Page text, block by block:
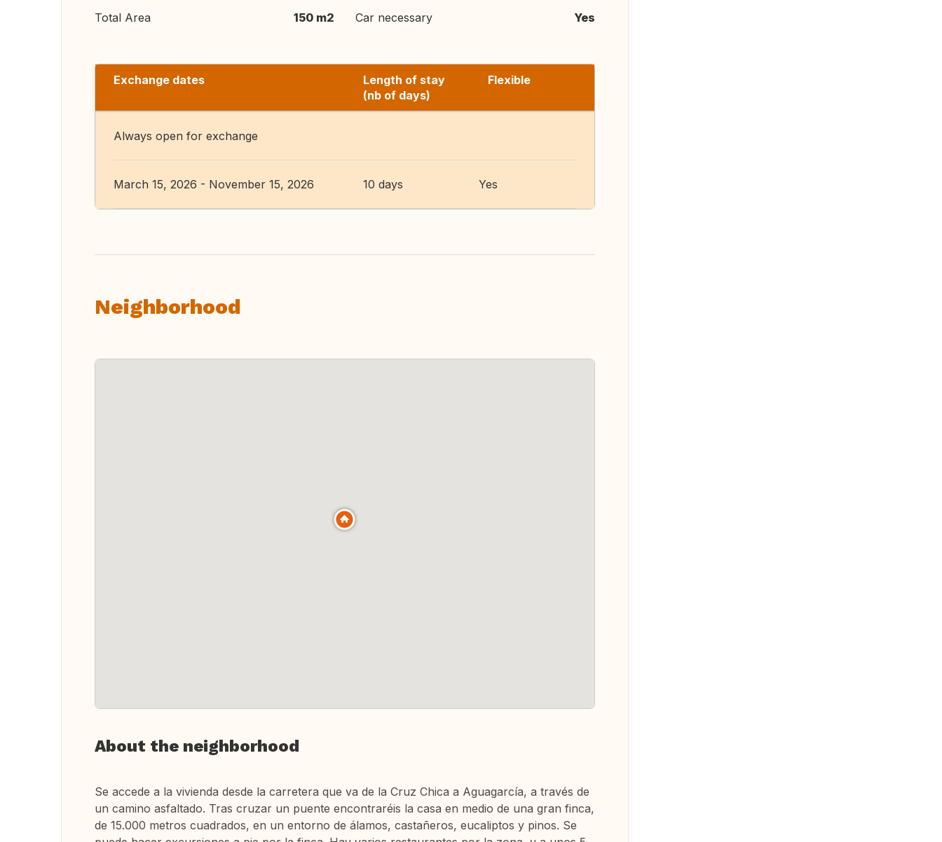
Total Area 150 m2 Car necessary Yes
Exchange dates
Length of stay
(nb of days)
Flexible
Always open for exchange
March 15, 2026 - November 15, 2026 10 days Yes
Neighborhood
About the neighborhood
Se accede a la vivienda desde la carretera que va de la Cruz Chica a Aguagarcía, a través de
un camino asfaltado. Tras cruzar un puente encontraréis la casa en medio de una gran finca,
de 15.000 metros cuadrados, en un entorno de álamos, castañeros, eucaliptos y pinos. Se